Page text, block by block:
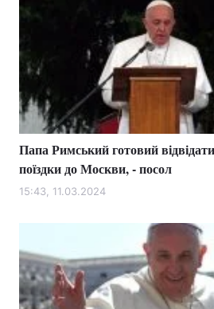
Папа Римський готовий
поїздки до Москви, - посол
15:43, 11.03.2024